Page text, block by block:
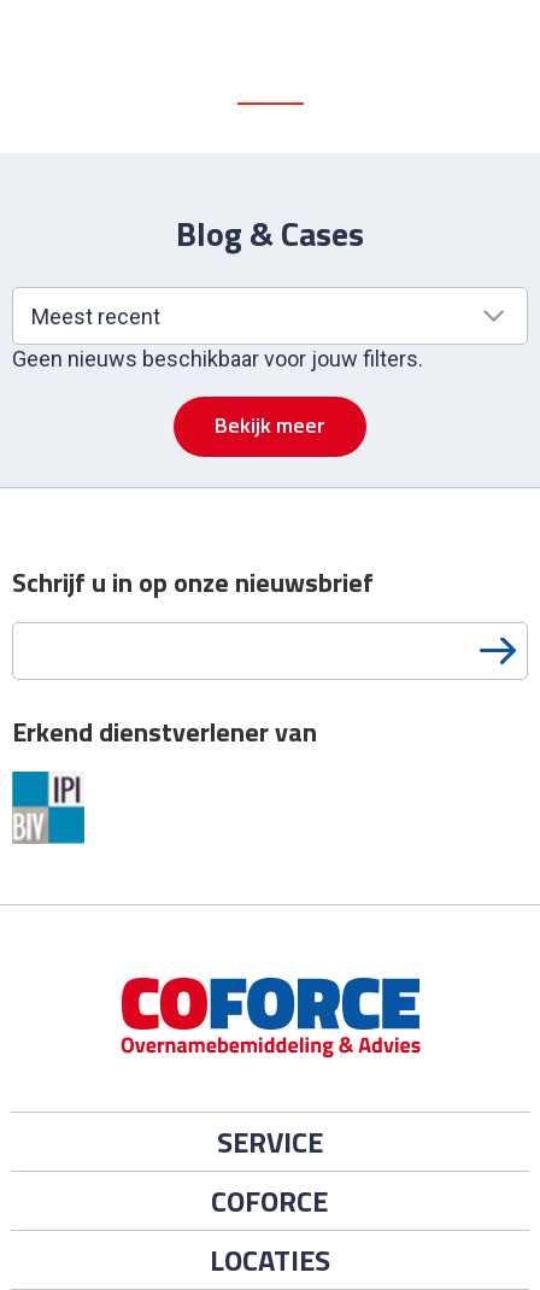
Blog & Cases
Meest recent
Geen nieuws beschikbaar voor jouw filters.
Bekijk meer
Schrijf u in op onze nieuwsbrief
Erkend dienstverlener van
SERVICE
COFORCE
LOCATIES